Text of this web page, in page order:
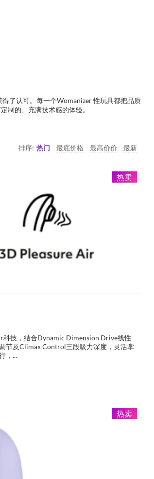
了认可。每一个Womanizer 性玩具都把品质
制的、充满技术感的体验。
排序: 热门 最底价格 最高价价 最新
技，结合Dynamic Dimension Drive线性
节及Climax Control三段吸力深度，灵活掌
，...